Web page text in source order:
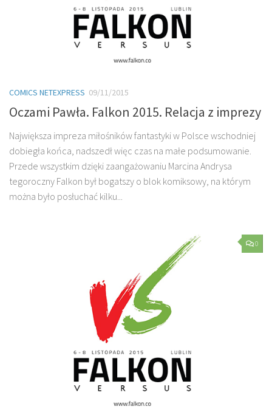
COMICS NETEXPRESS 09/11/2015
Oczami Pawła. Falkon 2015. Relacja z imprezy
Największa impreza miłośników fantastyki w Polsce wschodniej
dobiegła końca, nadszedł więc czas na małe podsumowanie.
Przede wszystkim dzięki zaangażowaniu Marcina Andrysa
tegoroczny Falkon był bogatszy o blok komiksowy, na którym
można było posłuchać kilku...
0